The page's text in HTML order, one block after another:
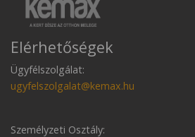
Elérhetőségek
Ügyfélszolgálat:
ugyfelszolgalat@kemax.hu
Személyzeti Osztály: